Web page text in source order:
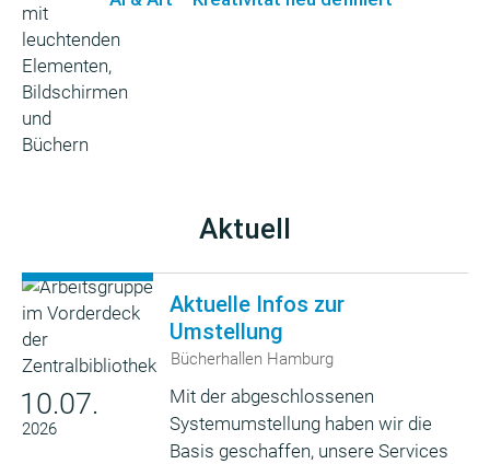
Aktuell
10.07.
2026
Aktuelle Infos zur
Umstellung
Bücherhallen Hamburg
Mit der abgeschlossenen
Systemumstellung haben wir die
Basis geschaffen, unsere Services